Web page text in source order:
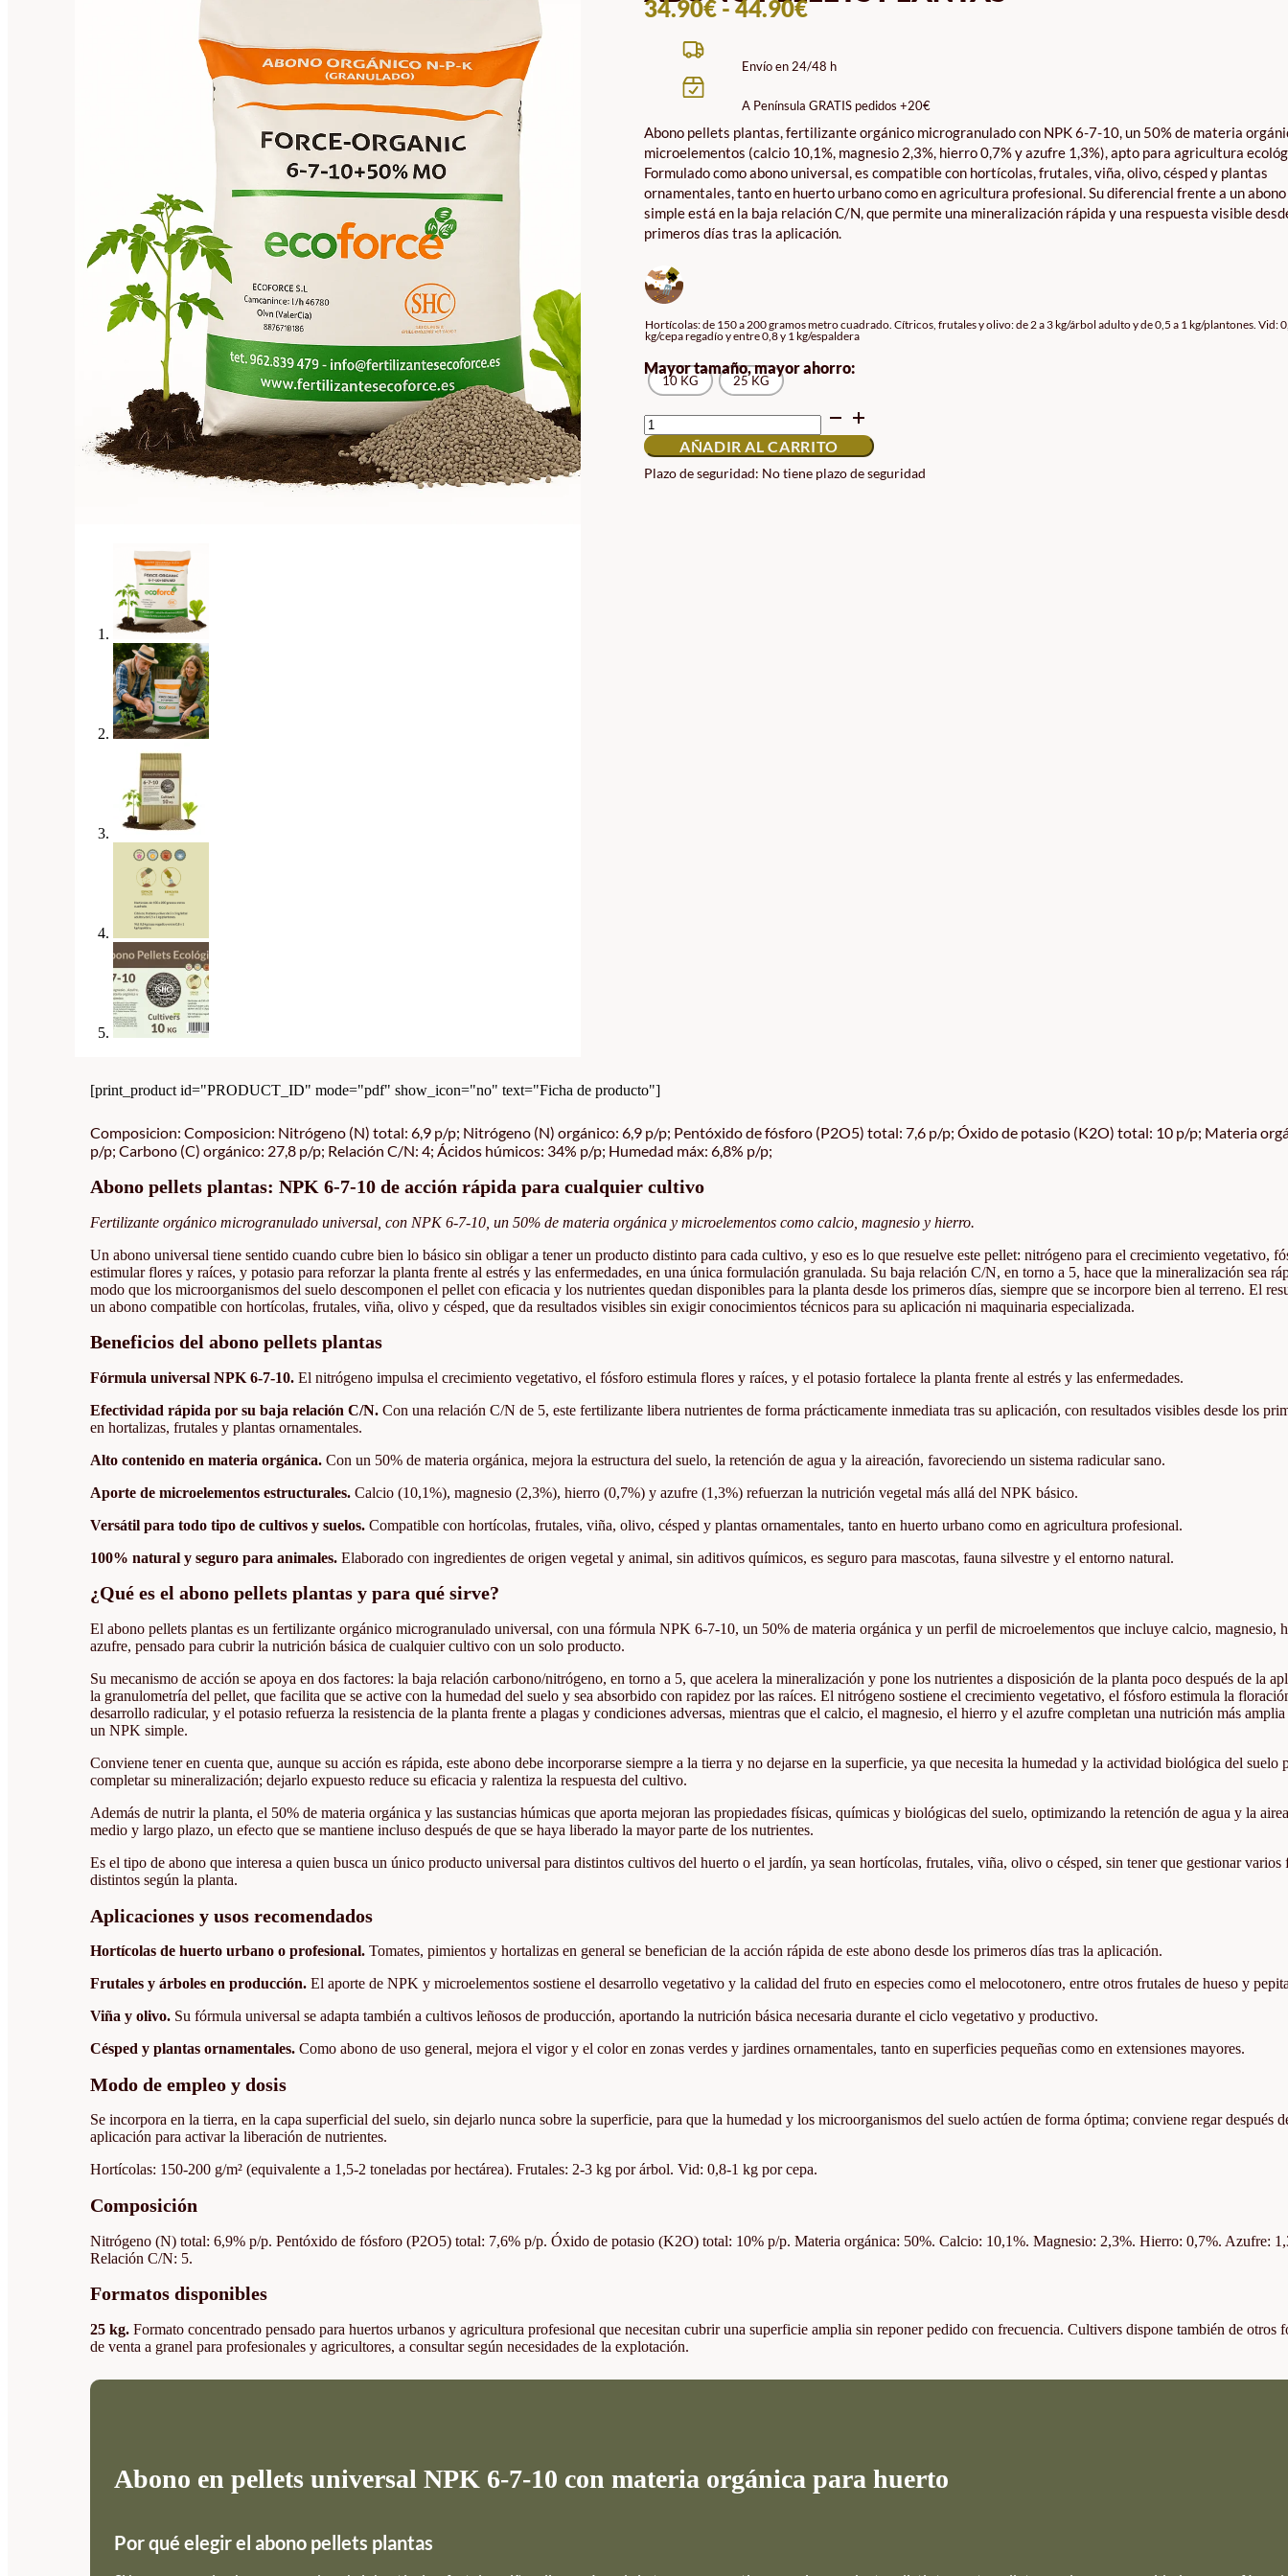
34.90€- 44.90€RANGO
PRECIOS:
34.90€
HASTA
44.90€
Envío en 24/48 h
A Península GRATIS pedidos +20€
Abono pellets plantas, fertilizante orgánico microgranulado con NPK 6-7-10, un 50% de materia
microelementos (calcio 10,1%, magnesio 2,3%, hierro 0,7% y azufre 1,3%), apto para agricultura
Formulado como abono universal, es compatible con hortícolas, frutales, viña, olivo, césped y plantas
ornamentales, tanto en huerto urbano como en agricultura profesional. Su diferencial frente a un
simple está en la baja relación C/N, que permite una mineralización rápida y una respuesta visible
primeros días tras la aplicación.
Hortícolas: de 150 a 200 gramos metro cuadrado. Cítricos, frutales y olivo: de 2 a 3 kg/árbol adulto y de 0,5 a 1 kg/plantones. Vid:
kg/cepa regadío y entre 0,8 y 1 kg/espaldera
Mayor tamaño, mayor ahorro:
10 KG 25 KG
ABONO
PELLETS
PLANTAS
CANTIDAD
AÑADIR AL CARRITO
Plazo de seguridad: No tiene plazo de seguridad
[print_product id="PRODUCT_ID" mode="pdf" show_icon="no" text="Ficha de producto"]
Composicion: Composicion: Nitrógeno (N) total: 6,9 p/p; Nitrógeno (N) orgánico: 6,9 p/p; Pentóxido de fósforo (P2O5) total: 7,6 p/p; Óxido de potasio (K2O) total: 10 p/p; Materia
p/p; Carbono (C) orgánico: 27,8 p/p; Relación C/N: 4; Ácidos húmicos: 34% p/p; Humedad máx: 6,8% p/p;
Abono pellets plantas: NPK 6-7-10 de acción rápida para cualquier cultivo
Fertilizante orgánico microgranulado universal, con NPK 6-7-10, un 50% de materia orgánica y microelementos como calcio, magnesio y hierro.
Un abono universal tiene sentido cuando cubre bien lo básico sin obligar a tener un producto distinto para cada cultivo, y eso es lo que resuelve este pellet: nitrógeno para el crecimiento vegetativo,
estimular flores y raíces, y potasio para reforzar la planta frente al estrés y las enfermedades, en una única formulación granulada. Su baja relación C/N, en torno a 5, hace que la mineralización sea
modo que los microorganismos del suelo descomponen el pellet con eficacia y los nutrientes quedan disponibles para la planta desde los primeros días, siempre que se incorpore bien al terreno. El
un abono compatible con hortícolas, frutales, viña, olivo y césped, que da resultados visibles sin exigir conocimientos técnicos para su aplicación ni maquinaria especializada.
Beneficios del abono pellets plantas
Fórmula universal NPK 6-7-10.El nitrógeno impulsa el crecimiento vegetativo, el fósforo estimula flores y raíces, y el potasio fortalece la planta frente al estrés y las enfermedades.
Efectividad rápida por su baja relación C/N.Con una relación C/N de 5, este fertilizante libera nutrientes de forma prácticamente inmediata tras su aplicación, con resultados visibles desde los
en hortalizas, frutales y plantas ornamentales.
Alto contenido en materia orgánica.Con un 50% de materia orgánica, mejora la estructura del suelo, la retención de agua y la aireación, favoreciendo un sistema radicular sano.
Aporte de microelementos estructurales.Calcio (10,1%), magnesio (2,3%), hierro (0,7%) y azufre (1,3%) refuerzan la nutrición vegetal más allá del NPK básico.
Versátil para todo tipo de cultivos y suelos.Compatible con hortícolas, frutales, viña, olivo, césped y plantas ornamentales, tanto en huerto urbano como en agricultura profesional.
100% natural y seguro para animales.Elaborado con ingredientes de origen vegetal y animal, sin aditivos químicos, es seguro para mascotas, fauna silvestre y el entorno natural.
¿Qué es el abono pellets plantas y para qué sirve?
El abono pellets plantas es un fertilizante orgánico microgranulado universal, con una fórmula NPK 6-7-10, un 50% de materia orgánica y un perfil de microelementos que incluye calcio, magnesio,
azufre, pensado para cubrir la nutrición básica de cualquier cultivo con un solo producto.
Su mecanismo de acción se apoya en dos factores: la baja relación carbono/nitrógeno, en torno a 5, que acelera la mineralización y pone los nutrientes a disposición de la planta poco después de la
la granulometría del pellet, que facilita que se active con la humedad del suelo y sea absorbido con rapidez por las raíces. El nitrógeno sostiene el crecimiento vegetativo, el fósforo estimula la
desarrollo radicular, y el potasio refuerza la resistencia de la planta frente a plagas y condiciones adversas, mientras que el calcio, el magnesio, el hierro y el azufre completan una nutrición más
un NPK simple.
Conviene tener en cuenta que, aunque su acción es rápida, este abono debe incorporarse siempre a la tierra y no dejarse en la superficie, ya que necesita la humedad y la actividad biológica del suelo
completar su mineralización; dejarlo expuesto reduce su eficacia y ralentiza la respuesta del cultivo.
Además de nutrir la planta, el 50% de materia orgánica y las sustancias húmicas que aporta mejoran las propiedades físicas, químicas y biológicas del suelo, optimizando la retención de agua y la
medio y largo plazo, un efecto que se mantiene incluso después de que se haya liberado la mayor parte de los nutrientes.
Es el tipo de abono que interesa a quien busca un único producto universal para distintos cultivos del huerto o el jardín, ya sean hortícolas, frutales, viña, olivo o césped, sin tener que gestionar varios
distintos según la planta.
Aplicaciones y usos recomendados
Hortícolas de huerto urbano o profesional.Tomates, pimientos y hortalizas en general se benefician de la acción rápida de este abono desde los primeros días tras la aplicación.
Frutales y árboles en producción.El aporte de NPK y microelementos sostiene el desarrollo vegetativo y la calidad del fruto en especies como el melocotonero, entre otros frutales de hueso y
Viña y olivo. Su fórmula universal se adapta también a cultivos leñosos de producción, aportando la nutrición básica necesaria durante el ciclo vegetativo y productivo.
Césped y plantas ornamentales.Como abono de uso general, mejora el vigor y el color en zonas verdes y jardines ornamentales, tanto en superficies pequeñas como en extensiones mayores.
Modo de empleo y dosis
Se incorpora en la tierra, en la capa superficial del suelo, sin dejarlo nunca sobre la superficie, para que la humedad y los microorganismos del suelo actúen de forma óptima; conviene regar después
aplicación para activar la liberación de nutrientes.
Hortícolas: 150-200 g/m² (equivalente a 1,5-2 toneladas por hectárea). Frutales: 2-3 kg por árbol. Vid: 0,8-1 kg por cepa.
Composición
Nitrógeno (N) total: 6,9% p/p. Pentóxido de fósforo (P2O5) total: 7,6% p/p. Óxido de potasio (K2O) total: 10% p/p. Materia orgánica: 50%. Calcio: 10,1%. Magnesio: 2,3%. Hierro: 0,7%. Azufre:
Relación C/N: 5.
Formatos disponibles
25 kg.Formato concentrado pensado para huertos urbanos y agricultura profesional que necesitan cubrir una superficie amplia sin reponer pedido con frecuencia. Cultivers dispone también de otros
de venta a granel para profesionales y agricultores, a consultar según necesidades de la explotación.
Abono en pellets universal NPK 6-7-10 con materia orgánica para huerto
Por qué elegir el abono pellets plantas